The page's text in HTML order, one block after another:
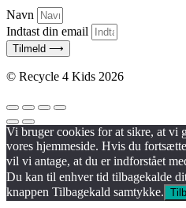
Navn
Indtast din email
Tilmeld ⟶
© Recycle 4 Kids 2026
Vi bruger cookies for at sikre, at vi
vores hjemmeside. Hvis du
vil vi antage, at du er indforstået
Du kan til enhver tid tilbagekalde
knappen Tilbagekald samtykke.